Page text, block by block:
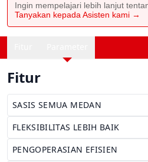
Ingin mempelajari lebih lanjut
Tanyakan kepada Asisten kami →
Fitur
SASIS SEMUA MEDAN
FLEKSIBILITAS LEBIH BAIK
PENGOPERASIAN EFISIEN